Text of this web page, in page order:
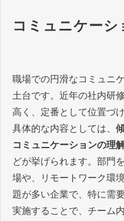
コミュニケーシ
職場での円滑なコミュニ
土台です。近年の社内研
高く、定番として位置づ
具体的な内容としては、
コミュニケーションの理
どが挙げられます。部門
場や、リモートワーク環
題が多い企業で、特に需
実施することで、チーム